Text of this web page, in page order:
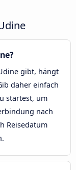
gibt, hängt
daher einfach
startest, um
nach
Reisedatum